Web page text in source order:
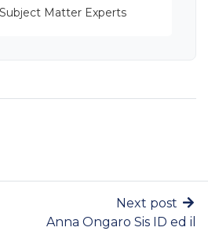
Matter Experts
Next post
Anna Ongaro Sis ID ed il